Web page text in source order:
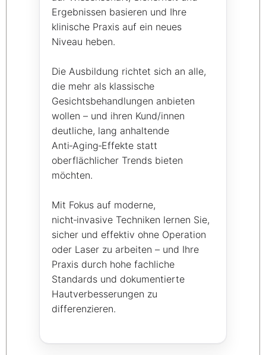
Ergebnissen basieren und Ihre
klinische Praxis auf ein neues
Niveau heben.
Die Ausbildung richtet sich an alle,
die mehr als klassische
Gesichtsbehandlungen anbieten
wollen – und ihren Kund/innen
deutliche, lang anhaltende
Anti‑Aging‑Effekte statt
oberflächlicher Trends bieten
möchten.
Mit Fokus auf moderne,
nicht‑invasive Techniken lernen Sie,
sicher und effektiv ohne Operation
oder Laser zu arbeiten – und Ihre
Praxis durch hohe fachliche
Standards und dokumentierte
Hautverbesserungen zu
differenzieren.